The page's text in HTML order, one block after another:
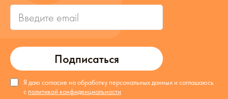
Подписаться
Я даю согласие на обработку персональных данных и соглашаюсь
с политикой конфиденциальности